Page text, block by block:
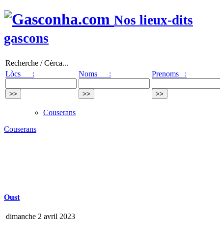
Nos lieux-dits
gascons
Recherche / Cèrca...
Lòcs :
Noms : Prenoms :
Couserans
Couserans
Oust
dimanche 2 avril 2023